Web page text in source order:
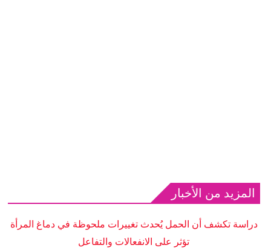
المزيد من الأخبار
دراسة تكشف أن الحمل يُحدث تغييرات ملحوظة في دماغ المرأة
تؤثر على الانفعالات والتفاعل